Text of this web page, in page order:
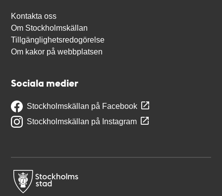
Kontakta oss
Om Stockholmskällan
Tillgänglighetsredogörelse
Om kakor på webbplatsen
Sociala medier
Stockholmskällan på Facebook
Stockholmskällan på Instagram